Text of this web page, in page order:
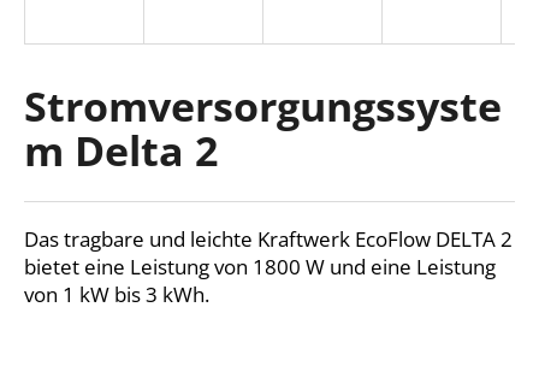
Stromversorgungssyste
m Delta 2
Das tragbare und leichte Kraftwerk EcoFlow DELTA 2
bietet eine Leistung von 1800 W und eine Leistung
von 1 kW bis 3 kWh.
W
r
e
m